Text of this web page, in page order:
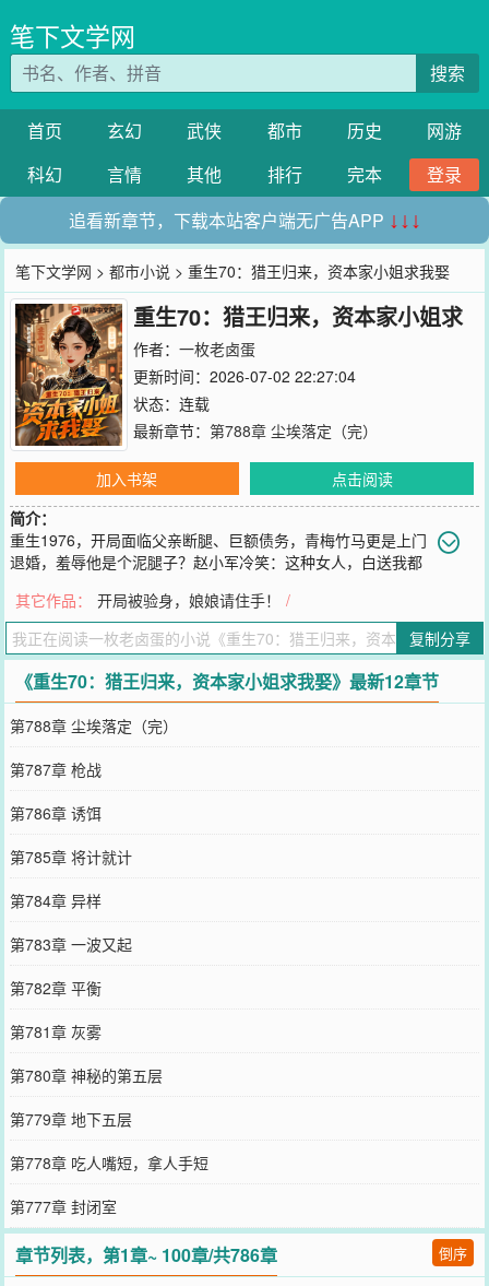
笔下文学网
搜索
首页 玄幻 武侠 都市 历史
网游
科幻
言情 其他 排行 完本
登录
追看新章节，下载本站客户端无广告APP ↓↓↓
笔下文学网 >都市小说 > 重生70：猎王归来，资本家小姐求我娶
重生70：猎王归来，资本家小姐求
我娶
作者： 一枚老卤蛋
更新时间：2026-07-02 22:27:04
状态：连载
最新章节： 第788章 尘埃落定（完）
加入书架
点击阅读
简介：
重生1976，开局面临父亲断腿、巨额债务，青梅竹马更是上门
退婚，羞辱他是个泥腿子？赵小军冷笑：这种女人，白送我都
知青。村里人都笑他傻，捡个“黑五类”当宝。只有赵小军知道，眼前
这个落魄的资本家小姐，未来是叱咤风云，才貌双全的百亿女首富！
这一世，他背起猎枪，进山猎熊搏虎，赶山采参。既然重活一回，他
不仅要当长白山最狠的猎王，还要让家人过上神仙日子！
您要是觉得《 重生70：猎王归来，资本家小姐求我娶》还不错的话请
不要忘记向您QQ群和微博微信里的朋友推荐哦！
其它作品： 开局被验身，娘娘请住手！
/
复制分享
《重生70：猎王归来，资本家小姐求我娶》最新12章节
第788章 尘埃落定（完）
第787章 枪战
第786章 诱饵
第785章 将计就计
第784章 异样
第783章 一波又起
第782章 平衡
第781章 灰雾
第780章 神秘的第五层
第779章 地下五层
第778章 吃人嘴短，拿人手短
第777章 封闭室
章节列表，第1章~ 100章/共786章 倒序